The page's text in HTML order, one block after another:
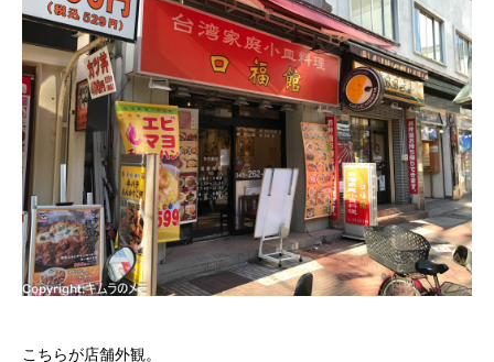
こちらが店舗外観。